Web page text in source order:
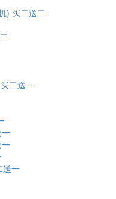
) 买二送二
二送一
送一